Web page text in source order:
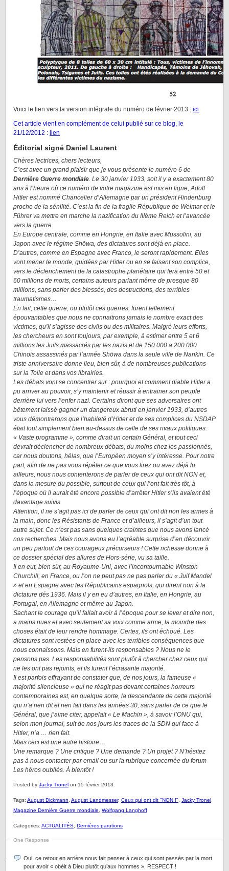
Voici le lien vers la version intégrale du numéro de février 2013 : ici
Cet article vient en complément de celui publié sur ce blog, le
21/12/2012 : lien
Éditorial signé Daniel Laurent
Chères lectrices, chers lecteurs,
C’est avec un grand plaisir que je vous présente le numéro 6 de
Dernière Guerre mondiale. Le 30 janvier 1933, soit il y a exactement 80
ans à l’heure où ce numéro de votre magazine est mis en ligne, Adolf
Hitler est nommé Chancelier d’Allemagne par un président Hindenburg
proche de la sénilité. C’est la fin de la fragile République de Weimar et le
Führer va mettre en marche la nazification du IIIème Reich et l’avancée
vers la guerre.
En Europe centrale, comme en Hongrie, en Italie avec Mussolini, au
Japon avec le régime Shōwa, des dictatures sont déjà en place.
D’autres, comme en Espagne avec Franco, le seront rapidement. Elles
vont mener le monde, guidées par Hitler ou en se faisant son complice,
vers le déclenchement de la catastrophe planétaire qui fera entre 50 et
60 millions de morts, certains auteurs parlant même de presque 80
millions, sans parler des blessés, des destructions, des terribles
traumatismes…
En fait, cette guerre, ou plutôt ces guerres, furent tellement
épouvantables que nous ne connaitrons jamais le nombre exact des
victimes, qu’il s’agisse des civils ou des militaires. Malgré leurs efforts,
les chercheurs en sont toujours, par exemple, à estimer entre 5 et 6
millions les Juifs massacrés par les nazis et de 150 000 a 200 000
Chinois assassinés par l’armée Shōwa dans la seule ville de Nankin. Ce
triste anniversaire donne lieu, bien sûr, à de nombreuses publications
sur la Toile et dans vos librairies.
Les débats vont se concentrer sur : pourquoi et comment diable Hitler a
pu arriver au pouvoir, s’y maintenir et réussir à entrainer son peuple
derrière lui vers l’enfer nazi. Certains diront que ses adversaires ont
bêtement laissé gagner un dangereux abruti en janvier 1933, d’autres
vous démontrerons que l’habileté d’Hitler et de ses complices du NSDAP
était tout simplement bien au-dessus de celle de ses rivaux politiques.
« Vaste programme », comme dirait un certain Général, et tout ceci
devrait déclencher de nombreux débats, du moins chez les passionnés,
car nous doutons, hélas, que l’Européen moyen s’y intéresse. Pour notre
part, afin de ne pas vous répéter ce que vous lirez ou avez déjà lu
ailleurs, nous nous contenterons de parler de ceux qui ont dit NON et,
dans la mesure du possible, surtout de ceux qui l’ont fait très tôt, à
l’époque où il aurait été encore possible d’arrêter Hitler s’ils avaient été
davantage suivis.
Attention, il ne s’agit pas ici de parler de ceux qui ont dit non les armes à
la main, donc les Résistants de France et d’ailleurs, il s’agit d’un tout
autre sujet. Ce n’est pas sans quelques craintes que nous avons lancé
nos recherches. Mais nous avons eu l’agréable surprise d’en découvrir
un peu partout de ces courageux précurseurs ! Cette richesse donne à
ce dossier spécial des allures de Hors-série, vu sa taille.
Il en eut, bien sûr, au Royaume-Uni, avec l’incontournable Winston
Churchill, en France, ou l’on ne peut pas ne pas parler du « Juif Mandel
» et en Espagne avec les Républicains espagnols, qui dirent non à la
dictature dés 1936. Mais il y en eu d’autres, en Italie, en Hongrie, au
Portugal, en Allemagne et même au Japon.
Sachant le courage qu’il fallait avoir à l’époque pour se lever et dire non,
a mains nues et avec seulement sa voix comme arme, la moindre des
choses était de leur rendre hommage. Certes, ils ont échoué. Les
dictatures sont restées en place avec les terribles conséquences que
nous connaissons. Mais en furent-ils responsables ? Nous ne le
pensons pas. Les responsabilités sont plutôt à chercher chez ceux qui
ne les ont pas rejoints, et ils furent l’écrasante majorité.
Il est parfois effrayant de constater que, de nos jours, la fameuse «
majorité silencieuse » qui ne réagit pas devant certaines horreurs
contemporaines est, en quelque sorte, la descendante de cette majorité
qui n’a rien dit et rien fait dans les années 30, sans parler de ce que le
Général, que j’aime citer, appelait « Le Machin », à savoir l’ONU qui,
selon mon journal, suit de nos jours les traces de la SDN qui face à
Hitler, n’a … rien fait.
Mais ceci est une autre histoire…
Une remarque ? Une critique ? Une demande ? Un projet ? N’hésitez
pas à nous contacter par email ou sur la rubrique concernée du forum
Les héros oubliés. À bientôt !
Posted by Jacky Tronel on 15 février 2013.
Tags: August Dickmann August Landmesser, Ceux qui ont dit "NON !" Jacky Tronel
Magazine Dernière Guerre mondiale
Wolfgang Langhoff
Categories: ACTUALITÉS Dernières parutions
One Response
Oui, ce retour en arrière nous fait penser à ceux qui sont passés par la mort
pour avoir « obéit à Dieu plutôt qu’aux hommes ». RESPECT !